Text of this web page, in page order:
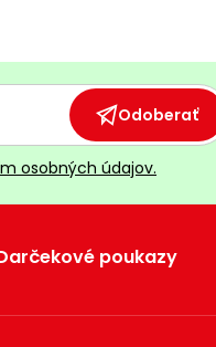
Odoberať
osobných údajov.
poukazy